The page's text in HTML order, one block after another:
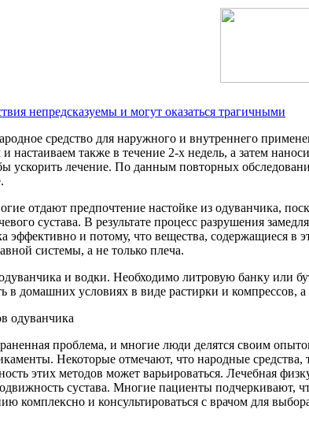
непредсказуемы и могут оказаться трагичными
средство для наружного и внутреннего
настаиваем также в течение 2-х недель, а затем
ускорить лечение. По данным повторных
отдают предпочтение настойке из одуванчика,
сустава. В результате процесс разрушения
эффективно и потому, что вещества, содержащиеся
системы, а не только плеча.
и водки. Необходимо литровую банку или
в домашних условиях в виде растирки и компрессов,
проблема, и многие люди делятся своим
Некоторые отмечают, что народные
этих методов может варьироваться. Лечебная
сустава. Многие пациенты подчеркивают,
комплексно и консультироваться с врачом для